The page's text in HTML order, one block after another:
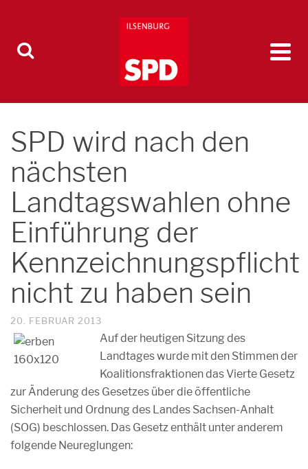
SPD wird nach den
nächsten
Landtagswahlen ohne
Einführung der
Kennzeichnungspflicht
nicht zu haben sein
20. FEBRUAR 2013
Auf der heutigen Sitzung des
Landtages wurde mit den Stimmen der
Koalitionsfraktionen das Vierte Gesetz
zur Änderung des Gesetzes über die öffentliche
Sicherheit und Ordnung des Landes Sachsen-Anhalt
(SOG) beschlossen. Das Gesetz enthält unter anderem
folgende Neureglungen: